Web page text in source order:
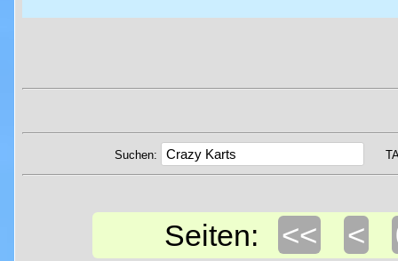
Suchen:
Seiten: << <